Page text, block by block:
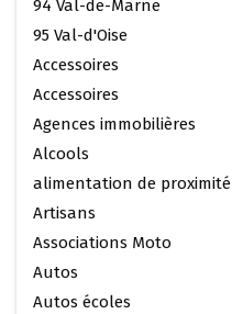
94 Val-de-Marne
95 Val-d'Oise
Accessoires
Accessoires
Agences immobilières
Alcools
alimentation de proximité
Artisans
Associations Moto
Autos
Autos écoles